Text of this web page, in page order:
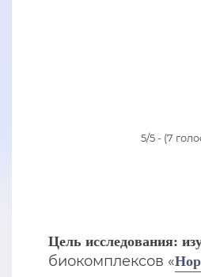
5/5 - (7
Цель исследования:
биокомплексов «